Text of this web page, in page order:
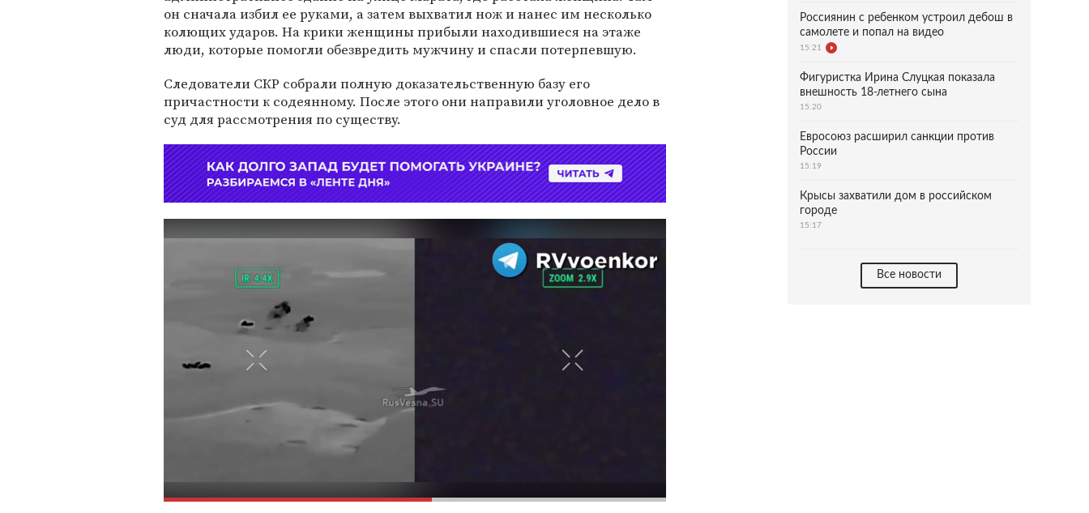
он сначала избил ее руками, а затем выхватил нож и нанес им несколько
колющих ударов. На крики женщины прибыли находившиеся на этаже
люди, которые помогли обезвредить мужчину и спасли потерпевшую.
Следователи СКР собрали полную доказательственную базу его
причастности к содеянному. После этого они направили уголовное дело в
суд для рассмотрения по существу.
Россиянин с ребенком устроил дебош в
самолете и попал на видео
15:21
Фигуристка Ирина Слуцкая показала
внешность 18-летнего сына
15:20
Евросоюз расширил санкции против
России
15:19
Крысы захватили дом в российском
городе
15:17
Все новости